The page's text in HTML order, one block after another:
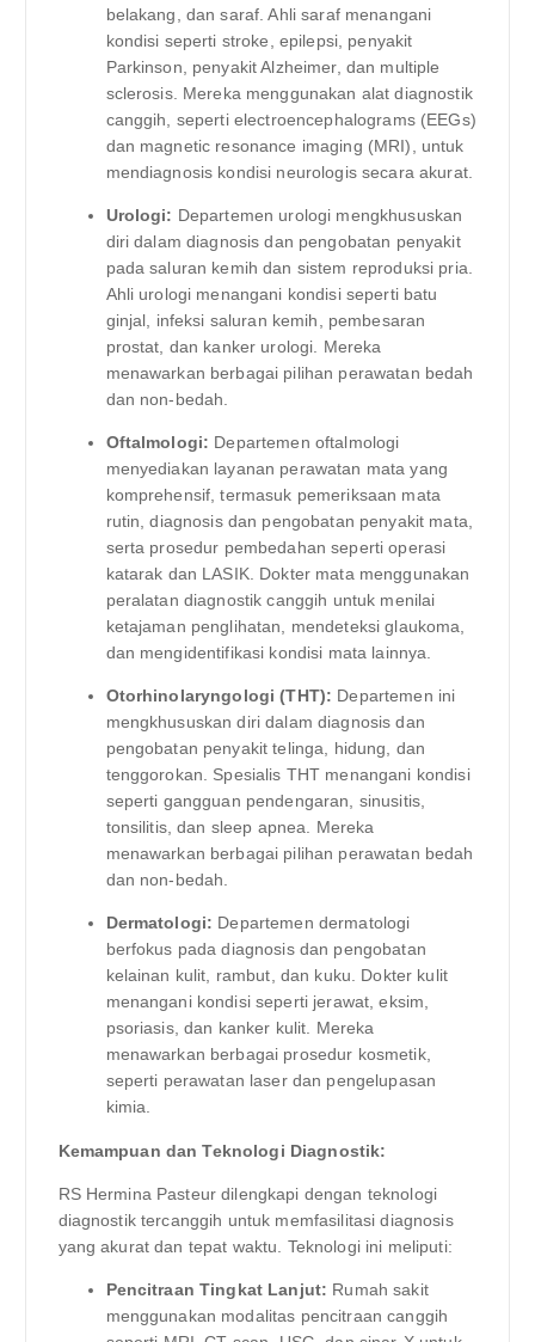
belakang, dan saraf. Ahli saraf menangani
kondisi seperti stroke, epilepsi, penyakit
Parkinson, penyakit Alzheimer, dan multiple
sclerosis. Mereka menggunakan alat diagnostik
canggih, seperti electroencephalograms (EEGs)
dan magnetic resonance imaging (MRI), untuk
mendiagnosis kondisi neurologis secara akurat.
Urologi: Departemen urologi mengkhususkan
diri dalam diagnosis dan pengobatan penyakit
pada saluran kemih dan sistem reproduksi pria.
Ahli urologi menangani kondisi seperti batu
ginjal, infeksi saluran kemih, pembesaran
prostat, dan kanker urologi. Mereka
menawarkan berbagai pilihan perawatan bedah
dan non-bedah.
Oftalmologi: Departemen oftalmologi
menyediakan layanan perawatan mata yang
komprehensif, termasuk pemeriksaan mata
rutin, diagnosis dan pengobatan penyakit mata,
serta prosedur pembedahan seperti operasi
katarak dan LASIK. Dokter mata menggunakan
peralatan diagnostik canggih untuk menilai
ketajaman penglihatan, mendeteksi glaukoma,
dan mengidentifikasi kondisi mata lainnya.
Otorhinolaryngologi (THT): Departemen ini
mengkhususkan diri dalam diagnosis dan
pengobatan penyakit telinga, hidung, dan
tenggorokan. Spesialis THT menangani kondisi
seperti gangguan pendengaran, sinusitis,
tonsilitis, dan sleep apnea. Mereka
menawarkan berbagai pilihan perawatan bedah
dan non-bedah.
Dermatologi: Departemen dermatologi
berfokus pada diagnosis dan pengobatan
kelainan kulit, rambut, dan kuku. Dokter kulit
menangani kondisi seperti jerawat, eksim,
psoriasis, dan kanker kulit. Mereka
menawarkan berbagai prosedur kosmetik,
seperti perawatan laser dan pengelupasan
kimia.
Kemampuan dan Teknologi Diagnostik:
RS Hermina Pasteur dilengkapi dengan teknologi
diagnostik tercanggih untuk memfasilitasi diagnosis
yang akurat dan tepat waktu. Teknologi ini meliputi:
Pencitraan Tingkat Lanjut: Rumah sakit
menggunakan modalitas pencitraan canggih